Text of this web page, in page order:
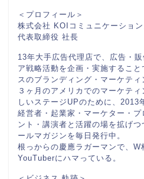
＜プロフィール＞
株式会社 KOIコミュニケーショ
代表取締役 社長
13年大手広告代理店で、広告・
ア戦略活動を企画・実施するこ
スのブランディング・マーケティ
３ヶ月のアメリカでのマーケテ
しいステージUPのために、2013
経営者・起業家・マーケター・
ント・講演者と活躍の場を拡げ
ールマガジンを毎日発行中。
根っからの慶應ラガーマンで、W
YouTuberにハマっている。